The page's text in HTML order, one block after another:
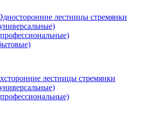
лестницы стремянки
лестницы стремянки